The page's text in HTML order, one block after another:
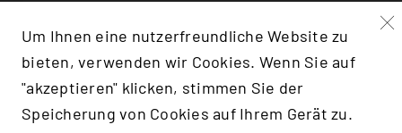
Datenschutz
Barrierefreiheit
Um Ihnen eine nutzerfreundliche Website zu
bieten, verwenden wir Cookies. Wenn Sie auf
"akzeptieren" klicken, stimmen Sie der
Speicherung von Cookies auf Ihrem Gerät zu.